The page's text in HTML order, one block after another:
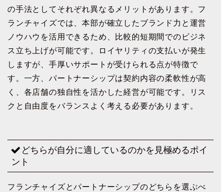
の手法としてそれぞれ異なるメリットがあります。フ
ランチャイズでは、本部が確立したブランド力と運営
ノウハウを活用できるため、比較的短期間でのビジネ
ス立ち上げが可能です。ロイヤリティの支払いが発生
しますが、手厚いサポートが受けられる点が特徴で
す。一方、パートナーシップは契約内容の柔軟性が高
く、各店舗の独自性を活かした経営が可能です。リス
クと自由度をバランスよく考える必要があります。
どちらが自分に適しているのかを見極めるポイ
ント
フランチャイズとパートナーシップのどちらを選ぶべ